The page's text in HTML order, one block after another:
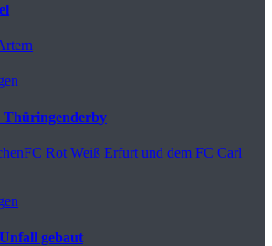
Thüringenderby
Rot Weiß Erfurt und dem FC Carl
gebaut